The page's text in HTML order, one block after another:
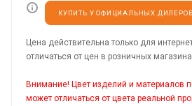
КУПИТЬ У ОФИЦИАЛЬНЫХ ДИЛЕРОВ
Цена действительна только для
отличаться от цен в розничных
Внимание! Цвет изделий и материалов
может отличаться от цвета реальной